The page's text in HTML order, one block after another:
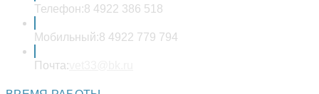
Телефон:8 4922 386 518
Мобильный:8 4922 779 794
Почта: